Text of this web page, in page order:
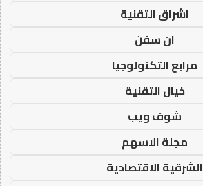
اشراق التقنية
ان سفن
مرابع التكنولوجيا
خيال التقنية
شوف ويب
مجلة الاسهم
الشرقية الاقتصادية